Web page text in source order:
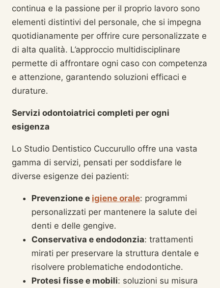
continua e la passione per il proprio lavoro sono
elementi distintivi del personale, che si impegna
quotidianamente per offrire cure personalizzate e
di alta qualità. L’approccio multidisciplinare
permette di affrontare ogni caso con competenza
e attenzione, garantendo soluzioni efficaci e
durature.
Servizi odontoiatrici completi per ogni
esigenza
Lo Studio Dentistico Cuccurullo offre una vasta
gamma di servizi, pensati per soddisfare le
diverse esigenze dei pazienti:
Prevenzione e igiene orale: programmi
personalizzati per mantenere la salute dei
denti e delle gengive.
Conservativa e endodonzia: trattamenti
mirati per preservare la struttura dentale e
risolvere problematiche endodontiche.
Protesi fisse e mobili: soluzioni su misura